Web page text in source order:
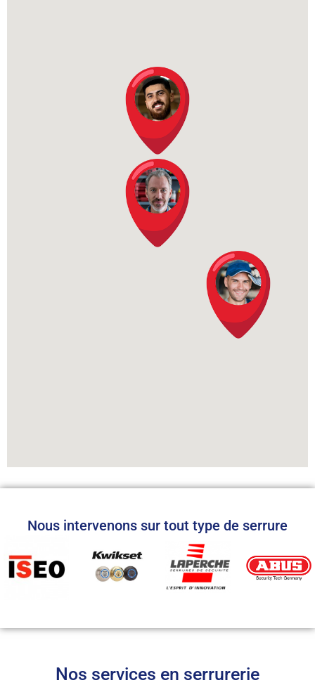
Nous intervenons sur tout type de serrure
Nos services en serrurerie